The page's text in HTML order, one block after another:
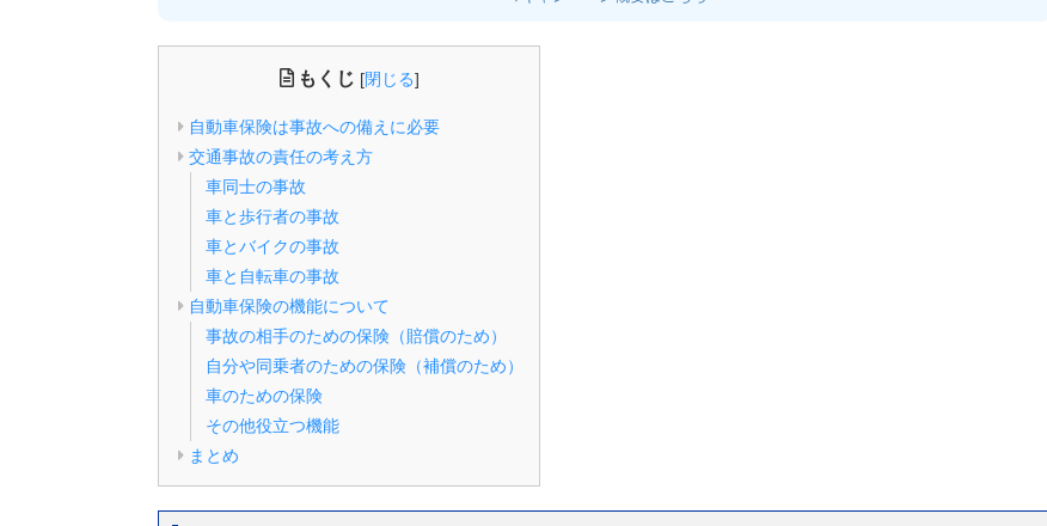
もくじ [閉じる]
自動車保険は事故への備えに必要
交通事故の責任の考え方
車同士の事故
車と歩行者の事故
車とバイクの事故
車と自転車の事故
自動車保険の機能について
事故の相手のための保険（賠償のため）
自分や同乗者のための保険（補償のため）
車のための保険
その他役立つ機能
まとめ